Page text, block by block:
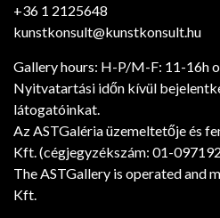
+36 1 2125648
kunstkonsult@kunstkonsult.hu
Gallery hours: H-P/M-F: 11-16h
Nyitvatartási időn kívül
látogatóinkat.
Az ASTGaléria üzemeltetője és
Kft. (cégjegyzékszám: 01-
The ASTGallery is operated and
Kft.